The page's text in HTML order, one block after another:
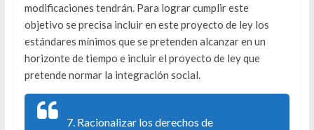
modificaciones tendrán. Para lograr cumplir este
objetivo se precisa incluir en este proyecto de ley los
estándares mínimos que se pretenden alcanzar en un
horizonte de tiempo e incluir el proyecto de ley que
pretende normar la integración social.
7. Racionalizar los derechos de